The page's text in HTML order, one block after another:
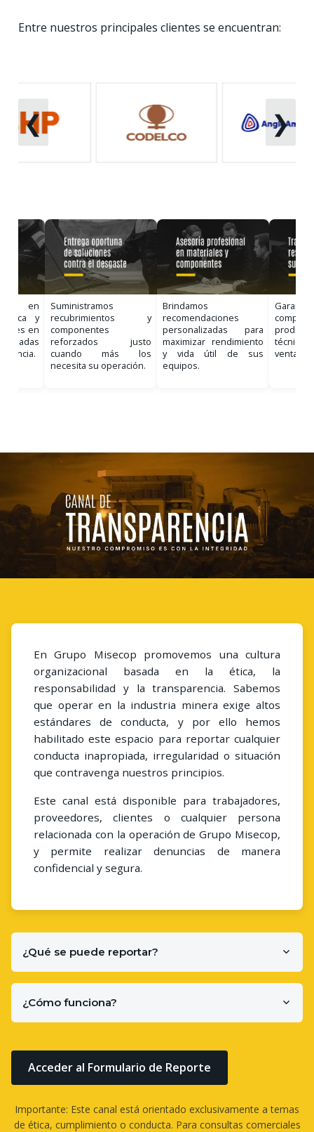
Entre nuestros principales clientes se encuentran:
❮ ❯
en
y
en
Suministramos
recubrimientos y
componentes
reforzados justo
cuando más los
necesita su operación.
Brindamos
recomendaciones
personalizadas para
maximizar rendimiento
y vida útil de sus
equipos.
técnico
venta.
En Grupo Misecop promovemos una cultura
organizacional basada en la ética, la
responsabilidad y la transparencia. Sabemos
que operar en la industria minera exige altos
estándares de conducta, y por ello hemos
habilitado este espacio para reportar cualquier
conducta inapropiada, irregularidad o situación
que contravenga nuestros principios.
Este canal está disponible para trabajadores,
proveedores, clientes o cualquier persona
relacionada con la operación de Grupo Misecop,
y permite realizar denuncias de manera
confidencial y segura.
¿Qué se puede reportar?
¿Cómo funciona?
Acceder al Formulario de Reporte
Importante: Este canal está orientado exclusivamente a temas
de ética, cumplimiento o conducta. Para consultas comerciales